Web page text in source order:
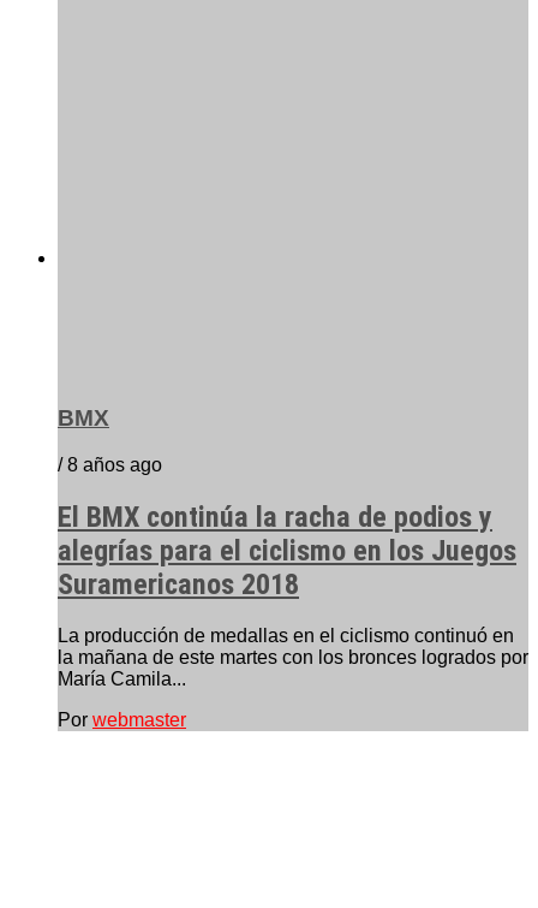
BMX
/ 8 años ago
El BMX continúa la racha de podios y
alegrías para el ciclismo en los Juegos
Suramericanos 2018
La producción de medallas en el ciclismo continuó en
la mañana de este martes con los bronces logrados por
María Camila...
Por webmaster